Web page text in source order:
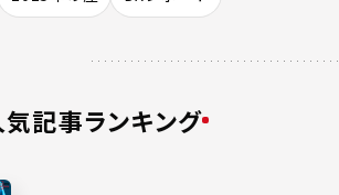
記事ランキング